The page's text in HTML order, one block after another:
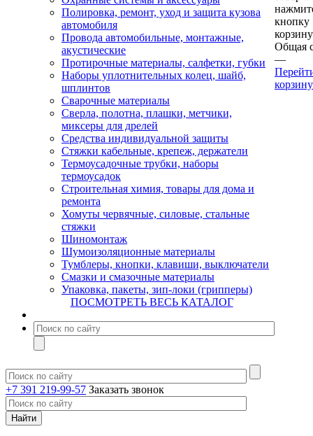
Полировка, ремонт, уход и защита кузова
автомобиля
Провода автомобильные, монтажные,
акустические
Протирочные материалы, салфетки, губки
Наборы уплотнительных колец, шайб,
шплинтов
Сварочные материалы
Сверла, полотна, плашки, метчики,
миксеры для дрелей
Средства индивидуальной защиты
Стяжки кабельные, крепеж, держатели
Термоусадочные трубки, наборы
термоусадок
Строительная химия, товары для дома и
ремонта
Хомуты червячные, силовые, стальные
стяжки
Шиномонтаж
Шумоизоляционные материалы
Тумблеры, кнопки, клавиши, выключатели
Смазки и смазочные материалы
Упаковка, пакеты, зип-локи (грипперы)
ПОСМОТРЕТЬ ВЕСЬ КАТАЛОГ
+7 391 219-99-57 Заказать звонок
кнопку
Общая
—
корзину